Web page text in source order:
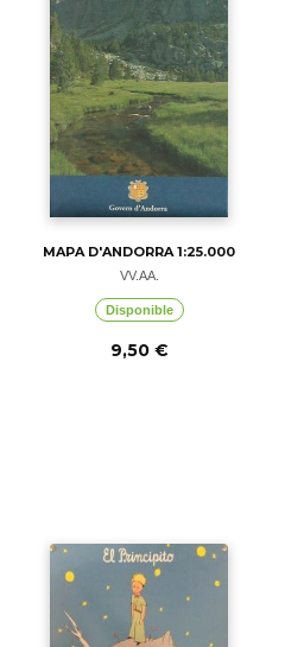
MAPA D'ANDORRA 1:25.000
VV.AA.
Disponible
9,50 €